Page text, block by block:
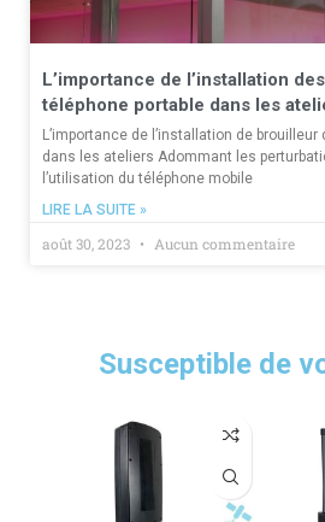
L’importance de l’installation
téléphone portable dans les
L’importance de l’installation de
dans les ateliers Adommant les
l’utilisation du téléphone mobile
LIRE LA SUITE »
août 30, 2023 Aucun commentaire
Susceptible de